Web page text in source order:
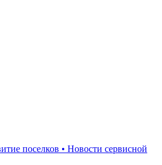
поселков • Новости сервисной